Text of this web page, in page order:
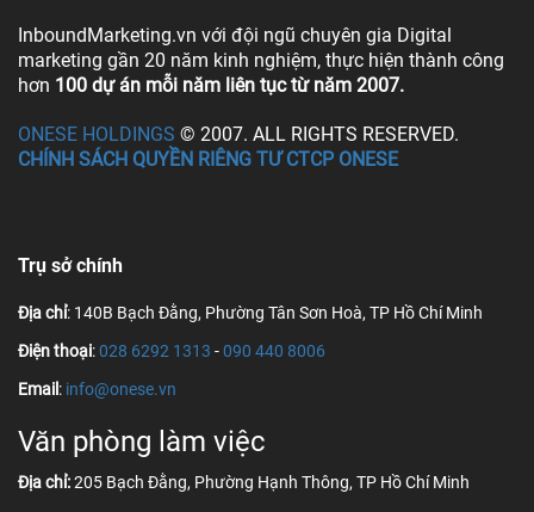
InboundMarketing.vn với đội ngũ chuyên gia Digital
marketing gần 20 năm kinh nghiệm, thực hiện thành công
hơn 100 dự án mỗi năm liên tục từ năm 2007.
ONESE HOLDINGS © 2007. ALL RIGHTS RESERVED.
CHÍNH SÁCH QUYỀN RIÊNG TƯ CTCP ONESE
Trụ sở chính
Địa chỉ: 140B Bạch Đằng, Phường Tân Sơn Hoà, TP Hồ Chí Minh
Điện thoại:028 6292 1313 -090 440 8006
Email : info@onese.vn
Văn phòng làm việc
Địa chỉ:205 Bạch Đằng, Phường Hạnh Thông, TP Hồ Chí Minh